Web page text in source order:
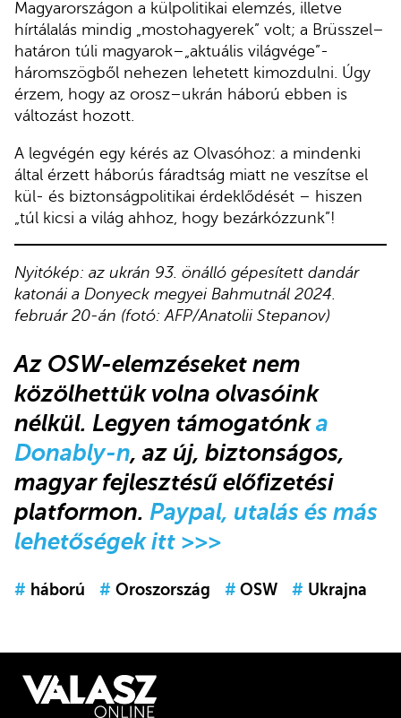
Magyarországon a külpolitikai elemzés, illetve
hírtálalás mindig „mostohagyerek” volt; a Brüsszel–
határon túli magyarok–„aktuális világvége”-
háromszögből nehezen lehetett kimozdulni. Úgy
érzem, hogy az orosz–ukrán háború ebben is
változást hozott.
A legvégén egy kérés az Olvasóhoz: a mindenki
által érzett háborús fáradtság miatt ne veszítse el
kül- és biztonságpolitikai érdeklődését – hiszen
„túl kicsi a világ ahhoz, hogy bezárkózzunk”!
Nyitókép: az ukrán 93. önálló gépesített dandár
katonái a Donyeck megyei Bahmutnál 2024.
február 20-án (fotó: AFP/Anatolii Stepanov)
Az OSW-elemzéseket nem
közölhettük volna olvasóink
nélkül. Legyen támogatónka
Donably-n, az új, biztonságos,
magyar fejlesztésű előfizetési
platformon. Paypal, utalás és más
lehetőségek itt >>>
# háború # Oroszország # OSW # Ukrajna